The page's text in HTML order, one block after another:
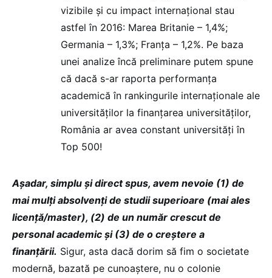
vizibile și cu impact internațional stau
astfel în 2016: Marea Britanie – 1,4%;
Germania – 1,3%; Franța – 1,2%. Pe baza
unei analize încă preliminare putem spune
că dacă s-ar raporta performanța
academică în rankingurile internaționale ale
universităților la finanțarea universităților,
România ar avea constant universități în
Top 500!
Așadar, simplu și direct spus, avem nevoie (1) de
mai mulți absolvenți de studii superioare (mai ales
licență/master), (2) de un număr crescut de
personal academic și (3) de o creștere a
finanțării. Sigur, asta dacă dorim să fim o societate
modernă, bazată pe cunoaștere, nu o colonie